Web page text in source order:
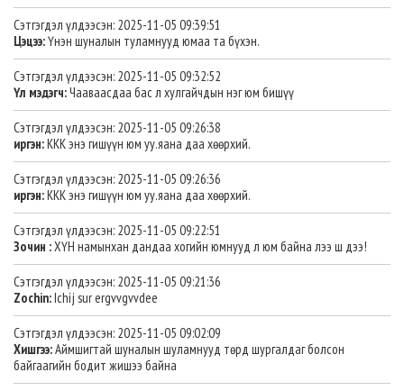
Сэтгэгдэл үлдээсэн: 2025-11-05 09:39:51
Цэцээ:Үнэн шуналын туламнууд юмаа та бүхэн.
Сэтгэгдэл үлдээсэн: 2025-11-05 09:32:52
Үл мэдэгч:Чааваасдаа бас л хулгайчдын нэг юм бишүү
Сэтгэгдэл үлдээсэн: 2025-11-05 09:26:38
иргэн:ККК энэ гишүүн юм уу.яана даа хөөрхий.
Сэтгэгдэл үлдээсэн: 2025-11-05 09:26:36
иргэн:ККК энэ гишүүн юм уу.яана даа хөөрхий.
Сэтгэгдэл үлдээсэн: 2025-11-05 09:22:51
Зочин :ХҮН намынхан дандаа хогийн юмнууд л юм байна лээ ш дээ!
Сэтгэгдэл үлдээсэн: 2025-11-05 09:21:36
Zochin:Ichij sur ergvvgvvdee
Сэтгэгдэл үлдээсэн: 2025-11-05 09:02:09
Хишгээ:Аймшигтай шуналын шуламнууд төрд шургалдаг болсон
байгаагийн бодит жишээ байна